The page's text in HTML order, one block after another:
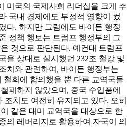
미국의 국제사회 리더십을 크게 추
국내 경제에도 부정적 영향이 컸
다. 하지만 그럼에도 바이든 행정
정책 행보는 트럼프 행정부의 그
것으로 판단된다. 예컨대 트럼프
을 상대로 실시했던 232조 철강 및
치와 관련하여, 바이든 행정부는
철회에 합의했을 뿐 다른 교역국들
폐하지 않았으며, 중국 수입품에
조치도 여전히 유지되고 있다. 오히
같은 대미 교역국을 대상으로 한
의 레버리지로 활용하여 자국이 의